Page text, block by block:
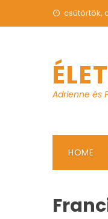
csütörtök,
Adrienne és
HOME